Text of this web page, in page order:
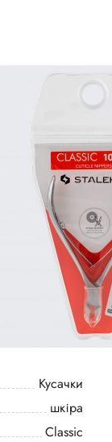
Кусачки
шкіра
Classic